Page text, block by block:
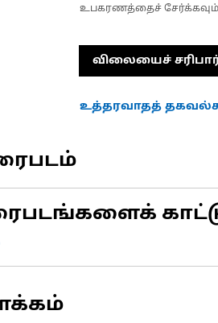
உபகரணத்தைச்
விலையைச்
உத்தரவாதத்